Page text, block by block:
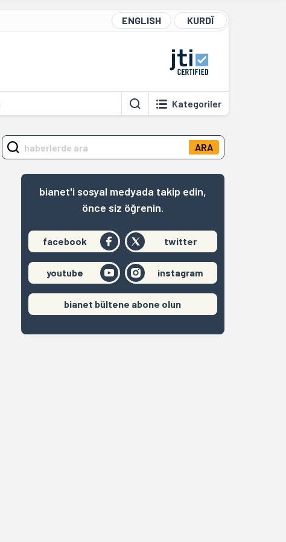
ENGLISH KURDÎ
Kategoriler
ARA
bianet'i sosyal medyada takip edin,
önce siz öğrenin.
facebook twitter
youtube instagram
bianet bültene abone olun